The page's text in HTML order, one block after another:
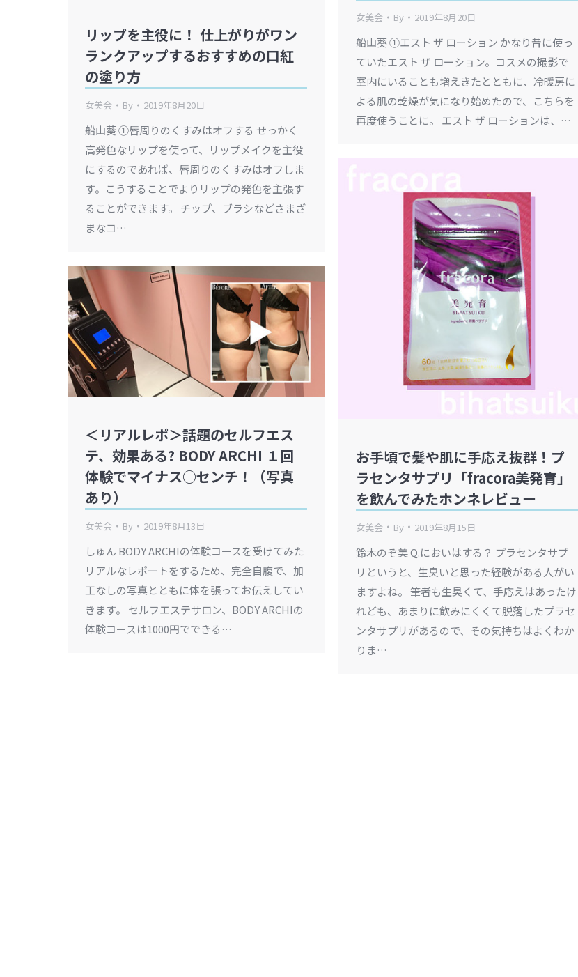
女美会 By 2019年8月20日
船山葵 ①エスト ザ ローション かなり昔に使っ
ていたエスト ザ ローション。コスメの撮影で
室内にいることも増えきたとともに、冷暖房に
よる肌の乾燥が気になり始めたので、こちらを
再度使うことに。 エスト ザ ローションは、…
リップを主役に！ 仕上がりがワン
ランクアップするおすすめの口紅
の塗り方
女美会 By 2019年8月20日
船山葵 ①唇周りのくすみはオフする せっかく
高発色なリップを使って、リップメイクを主役
にするのであれば、唇周りのくすみはオフしま
す。こうすることでよりリップの発色を主張す
ることができます。 チップ、ブラシなどさまざ
まなコ…
お手頃で髪や肌に手応え抜群！プ
ラセンタサプリ「fracora美発育」
を飲んでみたホンネレビュー
女美会 By 2019年8月15日
鈴木のぞ美 Q.においはする？ プラセンタサプ
リというと、生臭いと思った経験がある人がい
ますよね。 筆者も生臭くて、手応えはあったけ
れども、あまりに飲みにくくて脱落したプラセ
ンタサプリがあるので、その気持ちはよくわか
りま…
＜リアルレポ＞話題のセルフエス
テ、効果ある? BODY ARCHI １回
体験でマイナス○センチ！（写真
あり）
女美会 By 2019年8月13日
しゅん BODY ARCHIの体験コースを受けてみた
リアルなレポートをするため、完全自腹で、加
工なしの写真とともに体を張ってお伝えしてい
きます。 セルフエステサロン、BODY ARCHIの
体験コースは1000円でできる…